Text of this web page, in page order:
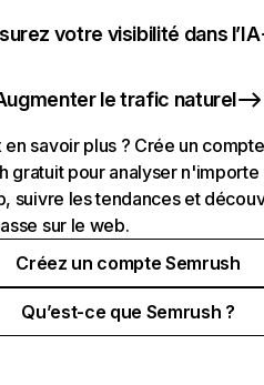
votre visibilité dans l’IA
le trafic naturel
en savoir plus ? Crée un compte
gratuit pour analyser n'importe
suivre les tendances et
sur le web.
Créez un compte Semrush
Qu’est-ce que Semrush ?